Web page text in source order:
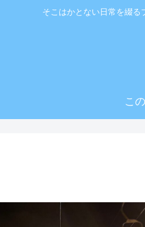
そこはかとない日常を綴
こ